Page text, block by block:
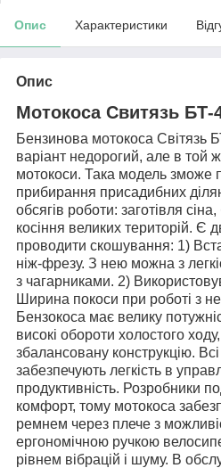
Опис Характеристики
Опис
Мотокоса Свитязь БТ-
Бензинова мотокоса Світязь
варіант недорогий, але в той
мотокоси. Така модель зможе
прибирання присадибних
обсягів роботи: заготівля
косіння великих територій. Є
проводити скошування: 1)
ніж-фрезу. З нею можна з
з чагарниками. 2)
Ширина покоси при роботі з
Бензокоса має велику
високі обороти холостого
збалансовану конструкцію.
забезпечують легкість в
продуктивність. Розробники
комфорт, тому мотокоса
ремнем через плече з
ергономічною ручкою
рівнем вібрацій і шуму. В